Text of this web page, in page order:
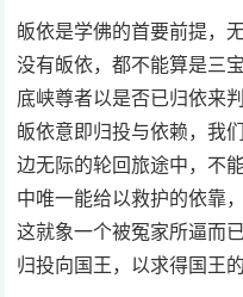
皈依是学佛的首要前提，
没有皈依，都不能算是三
底峡尊者以是否已归依来
皈依意即归投与依赖，我
边无际的轮回旅途中，不
中唯一能给以救护的依靠
这就象一个被冤家所逼而
归投向国王，以求得国王